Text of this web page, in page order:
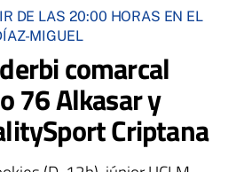
DE LAS 20:00 HORAS EN EL
MIGUEL
comarcal
76 Alkasar y
Criptana